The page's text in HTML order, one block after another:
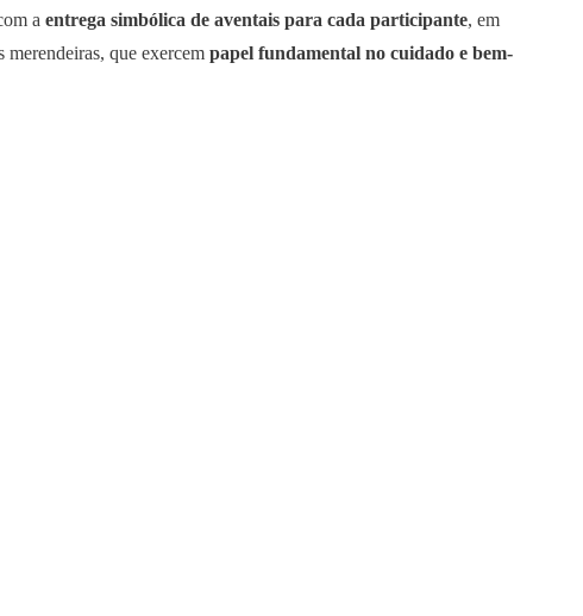
a entrega simbólica de aventais para cada participante, em
merendeiras, que exercem papel fundamental no cuidado e bem-